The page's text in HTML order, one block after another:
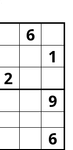
6
1
2
9
6